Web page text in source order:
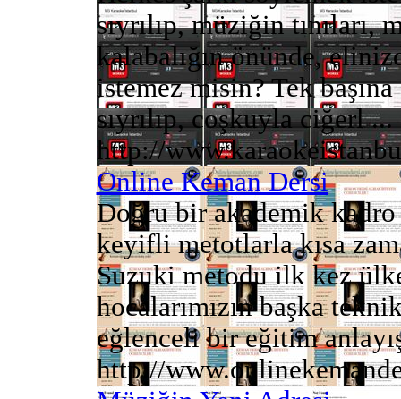
sıyrılıp, müziğin
kalabalığın önünde,
istemez misin? Tek
sıyrılıp, coşkuyla ciğerl ...
http://
Online Keman Dersi
Doğru bir akademik kadro
keyifli metotlarla kısa
Suzuki metodu ilk kez
hocalarımızın başka
eğlenceli bir eğitim
http://